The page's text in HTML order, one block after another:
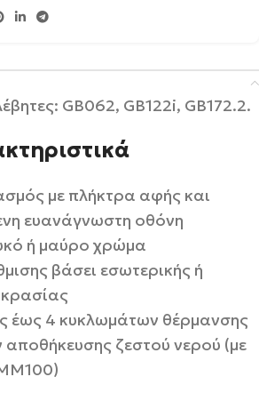
GB062, GB122i, GB172.2.
με πλήκτρα αφής και
ευανάγνωστη οθόνη
ή μαύρο χρώμα
βάσει εσωτερικής ή
έως 4 κυκλωμάτων θέρμανσης
αποθήκευσης ζεστού νερού (με